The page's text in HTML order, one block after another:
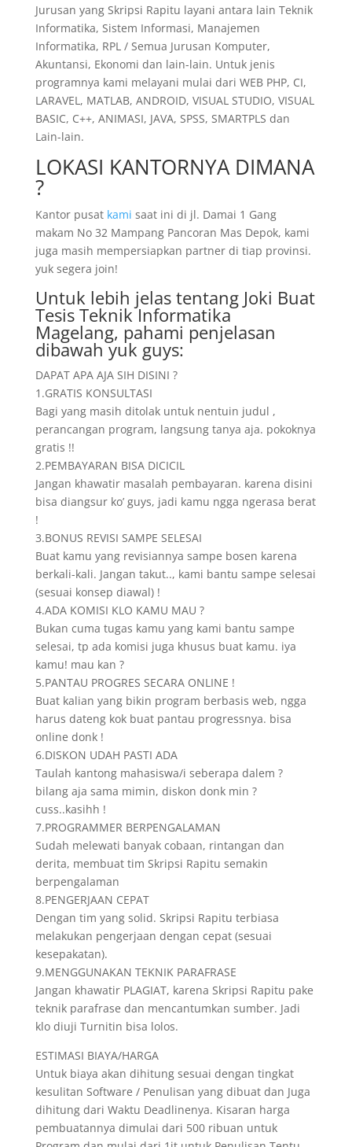
Jurusan yang Skripsi Rapitu layani antara lain Teknik
Informatika, Sistem Informasi, Manajemen
Informatika, RPL / Semua Jurusan Komputer,
Akuntansi, Ekonomi dan lain-lain. Untuk jenis
programnya kami melayani mulai dari WEB PHP, CI,
LARAVEL, MATLAB, ANDROID, VISUAL STUDIO, VISUAL
BASIC, C++, ANIMASI, JAVA, SPSS, SMARTPLS dan
Lain-lain.
LOKASI KANTORNYA DIMANA
?
Kantor pusat kami saat ini di jl. Damai 1 Gang
makam No 32 Mampang Pancoran Mas Depok, kami
juga masih mempersiapkan partner di tiap provinsi.
yuk segera join!
Untuk lebih jelas tentang Joki Buat
Tesis Teknik Informatika
Magelang, pahami penjelasan
dibawah yuk guys:
DAPAT APA AJA SIH DISINI ?
1.GRATIS KONSULTASI
Bagi yang masih ditolak untuk nentuin judul ,
perancangan program, langsung tanya aja. pokoknya
gratis !!
2.PEMBAYARAN BISA DICICIL
Jangan khawatir masalah pembayaran. karena disini
bisa diangsur ko’ guys, jadi kamu ngga ngerasa berat
!
3.BONUS REVISI SAMPE SELESAI
Buat kamu yang revisiannya sampe bosen karena
berkali-kali. Jangan takut.., kami bantu sampe selesai
(sesuai konsep diawal) !
4.ADA KOMISI KLO KAMU MAU ?
Bukan cuma tugas kamu yang kami bantu sampe
selesai, tp ada komisi juga khusus buat kamu. iya
kamu! mau kan ?
5.PANTAU PROGRES SECARA ONLINE !
Buat kalian yang bikin program berbasis web, ngga
harus dateng kok buat pantau progressnya. bisa
online donk !
6.DISKON UDAH PASTI ADA
Taulah kantong mahasiswa/i seberapa dalem ?
bilang aja sama mimin, diskon donk min ?
cuss..kasihh !
7.PROGRAMMER BERPENGALAMAN
Sudah melewati banyak cobaan, rintangan dan
derita, membuat tim Skripsi Rapitu semakin
berpengalaman
8.PENGERJAAN CEPAT
Dengan tim yang solid. Skripsi Rapitu terbiasa
melakukan pengerjaan dengan cepat (sesuai
kesepakatan).
9.MENGGUNAKAN TEKNIK PARAFRASE
Jangan khawatir PLAGIAT, karena Skripsi Rapitu pake
teknik parafrase dan mencantumkan sumber. Jadi
klo diuji Turnitin bisa lolos.
ESTIMASI BIAYA/HARGA
Untuk biaya akan dihitung sesuai dengan tingkat
kesulitan Software / Penulisan yang dibuat dan Juga
dihitung dari Waktu Deadlinenya. Kisaran harga
pembuatannya dimulai dari 500 ribuan untuk